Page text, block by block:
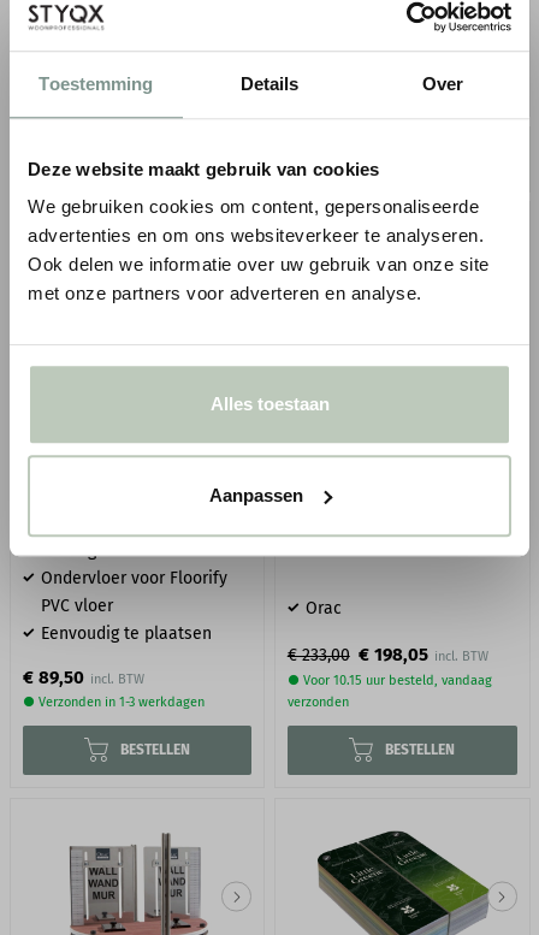
Toestemming Details Over
Deze website maakt gebruik van cookies
We gebruiken cookies om content, gepersonaliseerde
advertenties en om ons websiteverkeer te analyseren.
Ook delen we informatie over uw gebruik van onze site
met onze partners voor adverteren en analyse.
Alles toestaan
Aanpassen
● Voor 10.15 uur besteld, vandaag
verzonden
BESTELLEN
● Verzonden in 1-3 werkdagen
BESTELLEN
Gratis verzending in NL & BE*
FLOORIFY PERFORMANCE
ONDERVLOER U002
koeling
Ondervloer voor Floorify
PVC vloer
Eenvoudig te plaatsen
€ 89,50
● Verzonden in 1-3 werkdagen
BESTELLEN
ORAC GROTE VERSTEKBAK
+ HANDZAAG FB14
Orac
€ 233,00 € 198,05
● Voor 10.15 uur besteld, vandaag
verzonden
BESTELLEN